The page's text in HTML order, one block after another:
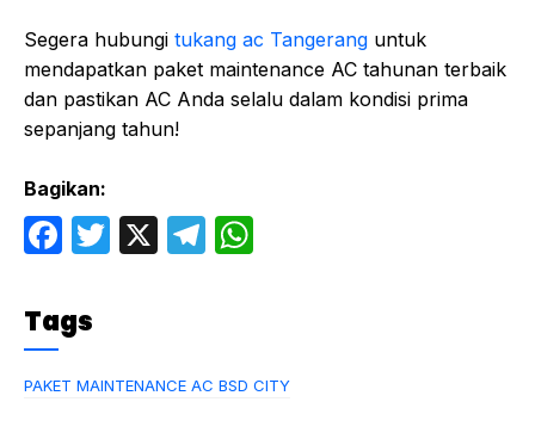
Segera hubungi tukang ac Tangerang untuk
mendapatkan paket maintenance AC tahunan terbaik
dan pastikan AC Anda selalu dalam kondisi prima
sepanjang tahun!
Bagikan:
F
c
e
b
T
X
T
a A
Tags
PAKET MAINTENANCE AC BSD CITY